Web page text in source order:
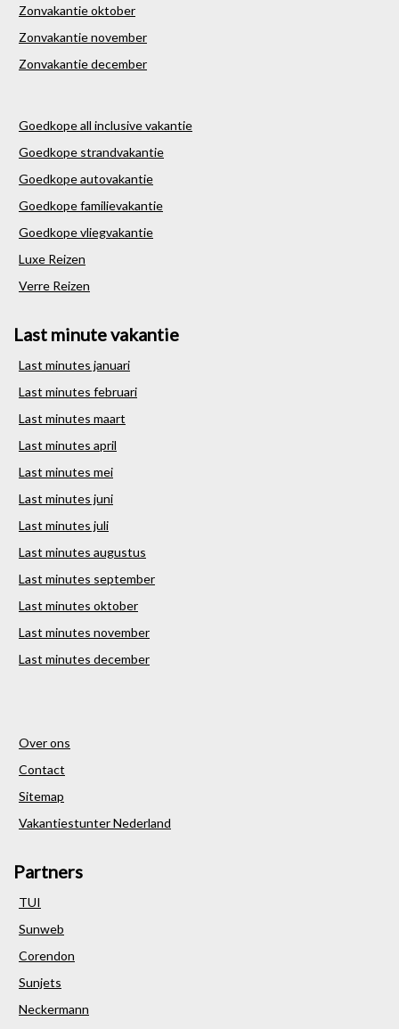
Zonvakantie oktober
Zonvakantie november
Zonvakantie december
Goedkope all inclusive vakantie
Goedkope strandvakantie
Goedkope autovakantie
Goedkope familievakantie
Goedkope vliegvakantie
Luxe Reizen
Verre Reizen
Last minute vakantie
Last minutes januari
Last minutes februari
Last minutes maart
Last minutes april
Last minutes mei
Last minutes juni
Last minutes juli
Last minutes augustus
Last minutes september
Last minutes oktober
Last minutes november
Last minutes december
Over ons
Contact
Sitemap
Vakantiestunter Nederland
Partners
TUI
Sunweb
Corendon
Sunjets
Neckermann